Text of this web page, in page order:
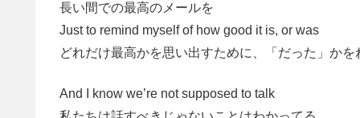
長い間での最高のメールを
Just to remind myself of how good it is, or was
どれだけ最高かを思い出すために、「だった」かを
And I know we’re not supposed to talk